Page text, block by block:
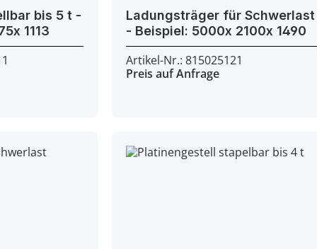
bis 5 t -
Beispiel: 1680x 875x 1113
Ladungsträger für Schwerlast
- Beispiel: 5000x 2100x 1490
Artikel-Nr.: 815025121
Preis auf Anfrage